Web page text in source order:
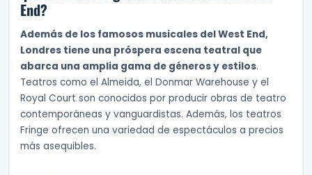
End?
Además de los famosos musicales del West End,
Londres tiene una próspera escena teatral que
abarca una amplia gama de géneros y estilos.
Teatros como el Almeida, el Donmar Warehouse y el
Royal Court son conocidos por producir obras de teatro
contemporáneas y vanguardistas. Además, los teatros
Fringe ofrecen una variedad de espectáculos a precios
más asequibles.